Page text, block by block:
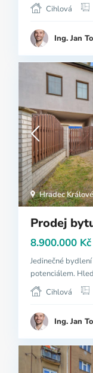
Cihlová
Ing. Jan
Hradec Králové
Prodej
8.900.000 Kč
Jedinečné
potenciálem.
Cihlová
Ing. Jan